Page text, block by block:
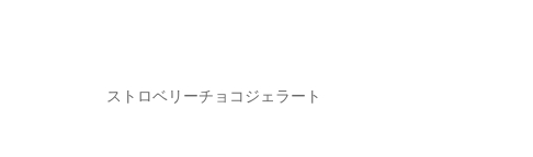
ストロベリーチョコジェラート